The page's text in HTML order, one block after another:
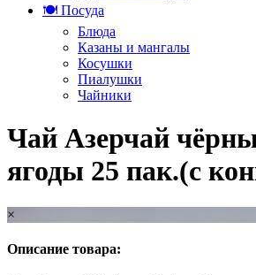
🍽️ Посуда
Блюда
Казаны и мангалы
Косушки
Пиалушки
Чайники
Чай Азерчай
ягоды 25 пак.(с
×
Описание товара: